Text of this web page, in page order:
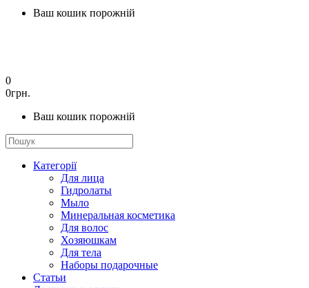
Ваш кошик порожній
0
0грн.
Ваш кошик порожній
Категорії
Для лица
Гидролаты
Мыло
Минеральная косметика
Для волос
Хозяюшкам
Для тела
Наборы подарочные
Статьи